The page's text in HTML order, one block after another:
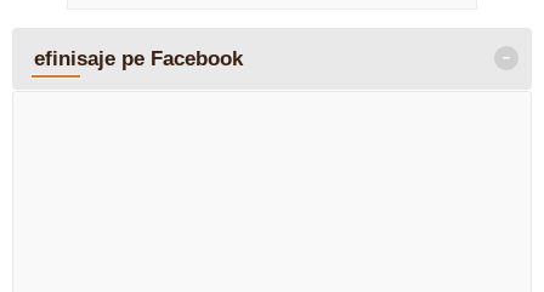
efinisaje pe Facebook -